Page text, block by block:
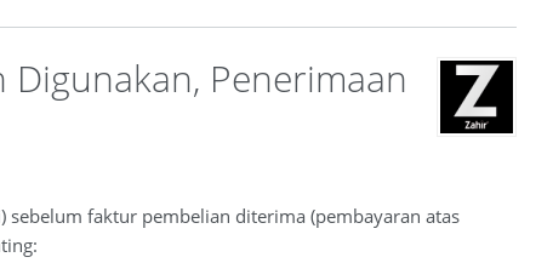
Penerimaan
sebelum faktur pembelian diterima (pembayaran atas